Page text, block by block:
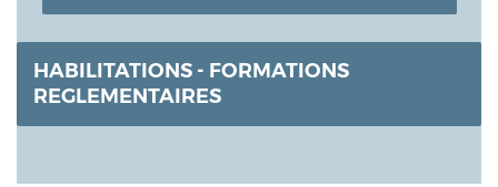
HABILITATIONS - FORMATIONS
REGLEMENTAIRES